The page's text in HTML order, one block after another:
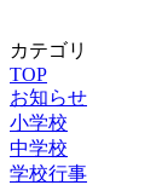
カテゴリ
TOP
お知らせ
小学校
中学校
学校行事